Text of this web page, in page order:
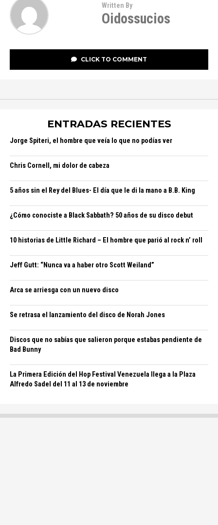
Written By
Oidossucios
CLICK TO COMMENT
ENTRADAS RECIENTES
Jorge Spiteri, el hombre que veía lo que no podías ver
Chris Cornell, mi dolor de cabeza
5 años sin el Rey del Blues- El día que le di la mano a B.B. King
¿Cómo conociste a Black Sabbath? 50 años de su disco debut
10 historias de Little Richard – El hombre que parió al rock n’ roll
Jeff Gutt: “Nunca va a haber otro Scott Weiland”
Arca se arriesga con un nuevo disco
Se retrasa el lanzamiento del disco de Norah Jones
Discos que no sabías que salieron porque estabas pendiente de
Bad Bunny
La Primera Edición del Hop Festival Venezuela llega a la Plaza
Alfredo Sadel del 11 al 13 de noviembre